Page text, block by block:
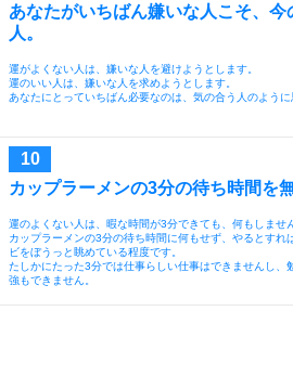
あなたがいちばん嫌いな人こそ、
人。
運がよくない人は、嫌いな人を避けようとします。
運のいい人は、嫌いな人を求めようとします。
あなたにとっていちばん必要なのは、気の合う人のように
カップラーメンの3分の待ち時間を
運のよくない人は、暇な時間が3分できても、何もしませ
カップラーメンの3分の待ち時間に何もせず、やるとすれ
ビをぼうっと眺めている程度です。
たしかにたった3分では仕事らしい仕事はできませんし、
強もできません。